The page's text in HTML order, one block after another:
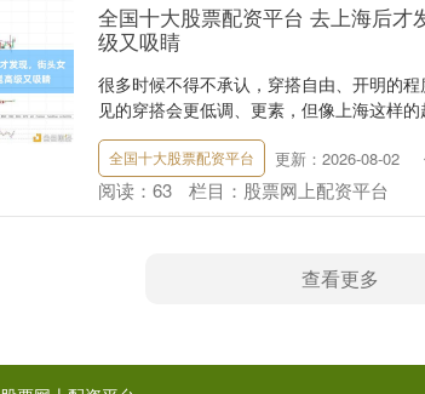
全国十大股票配资平台 去上海后才
级又吸睛
很多时候不得不承认，穿搭自由、开明的
见的穿搭会更低调、更素，但像上海这样
全国十大股票配资平台 更新：2026-08-02
阅读： 63 栏目： 股票网上配资平台
查看更多